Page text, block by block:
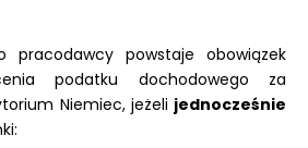
pracodawcy powstaje obowiązek
podatku dochodowego za
Niemiec, jeżeli jednocześnie